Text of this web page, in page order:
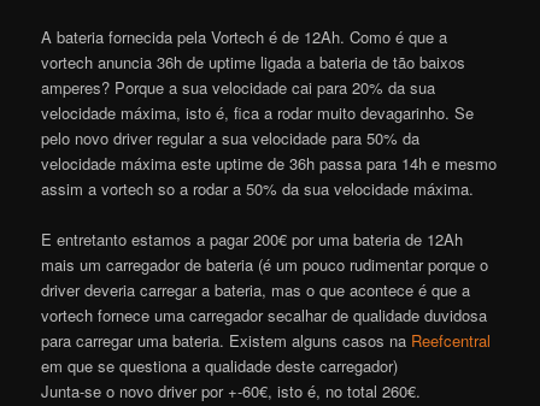
A bateria fornecida pelaVortech é de 12Ah. Como é que a
vortech anuncia 36h de uptime ligada a bateria de tão baixos
amperes? Porque a sua velocidade cai para 20% da sua
velocidade máxima, isto é, fica a rodar muito devagarinho. Se
pelo novo driver regular a sua velocidade para 50% da
velocidade máxima este uptime de 36h passa para 14h e mesmo
assim avortech so a rodar a 50% da sua velocidade máxima.
E entretanto estamos a pagar 200€ por uma bateria de 12Ah
mais um carregador de bateria (é um pouco rudimentar porque o
driver deveria carregar a bateria, mas o que acontece é que a
vortech fornece uma carregador secalhar de qualidade duvidosa
para carregar uma bateria. Existem alguns casos na Reefcentral
em que se questiona a qualidade deste carregador)
Junta-se o novo driver por +-60€, isto é, no total 260€.